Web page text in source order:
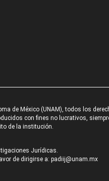
de México (UNAM), todos los
con fines no lucrativos,
de la institución.
Jurídicas.
de dirigirse a: padiij@unam.mx